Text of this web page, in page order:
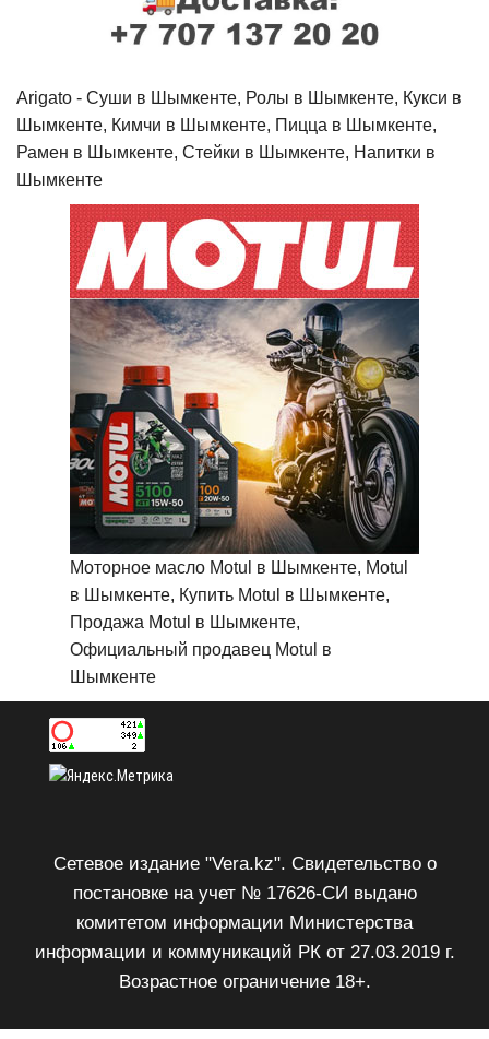
Arigato - Cуши в Шымкенте, Ролы в Шымкенте, Кукси в
Шымкенте, Кимчи в Шымкенте, Пицца в Шымкенте,
Рамен в Шымкенте, Стейки в Шымкенте, Напитки в
Шымкенте
Моторное масло Motul в Шымкенте, Motul
в Шымкенте, Купить Motul в Шымкенте,
Продажа Motul в Шымкенте,
Официальный продавец Motul в
Шымкенте
Сетевое издание "Vera.kz". Свидетельство о
постановке на учет № 17626-СИ выдано
комитетом информации Министерства
информации и коммуникаций РК от 27.03.2019 г.
Возрастное ограничение 18+.